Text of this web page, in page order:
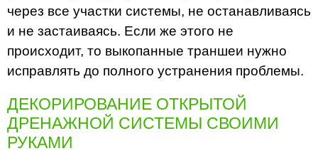
через все участки системы, не останавливаясь
и не застаиваясь. Если же этого не
происходит, то выкопанные траншеи нужно
исправлять до полного устранения проблемы.
ДЕКОРИРОВАНИЕ ОТКРЫТОЙ
ДРЕНАЖНОЙ СИСТЕМЫ СВОИМИ
РУКАМИ